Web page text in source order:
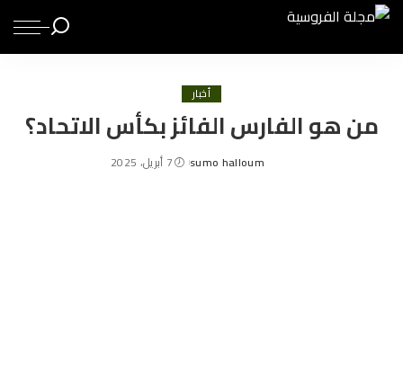
أخبار
من هو الفارس الفائز بكأس الاتحاد؟
Posted
sumo halloum 7 أبريل، 2025